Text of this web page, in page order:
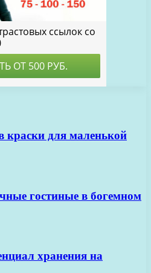
краски для маленькой
гостиные в богемном
хранения на